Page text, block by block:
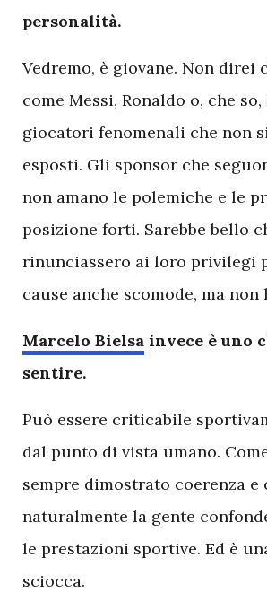
personalità.
Vedremo, è giovane. Non direi
come Messi, Ronaldo o, che so,
giocatori fenomenali che non
esposti. Gli sponsor che
non amano le polemiche e le
posizione forti. Sarebbe bello
rinunciassero ai loro privilegi
cause anche scomode, ma non
Marcelo Bielsa invece è uno
sentire.
Può essere criticabile
dal punto di vista umano.
sempre dimostrato coerenza e
naturalmente la gente
le prestazioni sportive. Ed è
sciocca.